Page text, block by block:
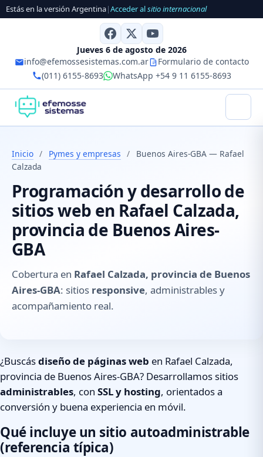
Estás en la versión Argentina|Acceder alsitio internacional
Jueves 6 de agosto de 2026
info@efemossesistemas.com.ar
Formulario de contacto
(011) 6155-8693
WhatsApp +54 9 11 6155-8693
Inicio / Pymes y empresas /
Buenos Aires-GBA — Rafael
Calzada
Programación y desarrollo de
sitios web en Rafael Calzada,
provincia de Buenos Aires-
GBA
Cobertura en Rafael Calzada, provincia de Buenos
Aires-GBA: sitios responsive, administrables y
acompañamiento real.
¿Buscásdiseño de páginas web en Rafael Calzada,
provincia de Buenos Aires-GBA? Desarrollamos sitios
administrables, con SSL y hosting, orientados a
conversión y buena experiencia en móvil.
Qué incluye un sitio autoadministrable
(referencia típica)